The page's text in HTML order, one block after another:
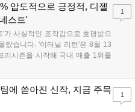
신규 세트 체험과 공연 등 다양한 즐길
점 판교점에서도 행사가 이어질 예정입
픈이 개최됩니다....
압도적으로 긍정적, 디젤
스트'
가 사실적인 조작감으로 호평받으
랐습니다. '이터널 리턴'은 8월 13
리시즌을 시작해 국내 매출 1위를
스트 리콘' 시리즈는 8월 6일 쇼
레트로 수리 시뮬레이션 '리스토
다....
1
에 쏟아진 신작, 지금 주목
1